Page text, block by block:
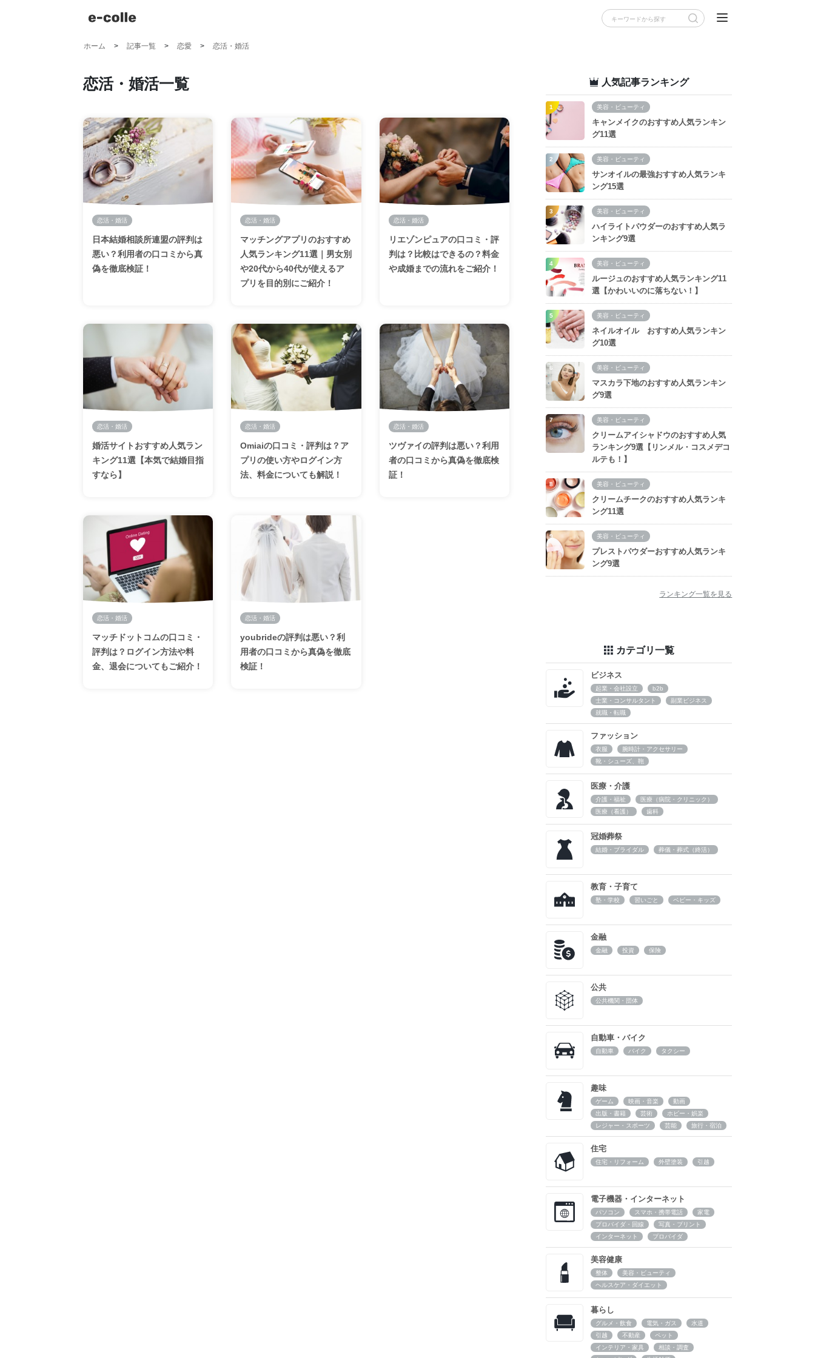
ホーム 記事一覧 恋愛 恋活・婚活
恋活・婚活一覧
恋活・婚活
日本結婚相談所連盟の評判は
悪い？利用者の口コミから真
偽を徹底検証！
恋活・婚活
マッチングアプリのおすすめ
人気ランキング11選｜男女別
や20代から40代が使えるア
プリを目的別にご紹介！
恋活・婚活
リエゾンピュアの口コミ・評
判は？比較はできるの？料金
や成婚までの流れをご紹介！
恋活・婚活
婚活サイトおすすめ人気ラン
キング11選【本気で結婚目指
すなら】
恋活・婚活
Omiaiの口コミ・評判は？ア
プリの使い方やログイン方
法、料金についても解説！
恋活・婚活
ツヴァイの評判は悪い？利用
者の口コミから真偽を徹底検
証！
恋活・婚活
マッチドットコムの口コミ・
評判は？ログイン方法や料
金、退会についてもご紹介！
恋活・婚活
youbrideの評判は悪い？利
用者の口コミから真偽を徹底
検証！
人気記事ランキング
美容・ビューティ
キャンメイクのおすすめ人気ランキン
グ11選
美容・ビューティ
サンオイルの最強おすすめ人気ランキ
ング15選
美容・ビューティ
ハイライトパウダーのおすすめ人気ラ
ンキング9選
美容・ビューティ
ルージュのおすすめ人気ランキング11
選【かわいいのに落ちない！】
美容・ビューティ
ネイルオイル おすすめ人気ランキン
グ10選
美容・ビューティ
マスカラ下地のおすすめ人気ランキン
グ9選
美容・ビューティ
クリームアイシャドウのおすすめ人気
ランキング9選【リンメル・コスメデコ
ルテも！】
美容・ビューティ
クリームチークのおすすめ人気ランキ
ング11選
美容・ビューティ
プレストパウダーおすすめ人気ランキ
ング9選
ランキング一覧を見る
カテゴリ一覧
ビジネス
起業・会社設立
b2b
士業・コンサルタント
副業ビジネス
就職・転職
ファッション
衣服
腕時計・アクセサリー
靴・シューズ、鞄
医療・介護
介護・福祉
医療（病院・クリニック）
医療（看護）
歯科
冠婚葬祭
結婚・ブライダル 葬儀・葬式（終活）
教育・子育て
塾・学校 習いごと ベビー・キッズ
金融
金融 投資 保険
公共
公共機関・団体
自動車・バイク
自動車 バイク タクシー
趣味
ゲーム 映画・音楽
動画
出版・書籍
芸術
ホビー・娯楽
レジャー・スポーツ
芸能 旅行・宿泊
住宅
住宅・リフォーム 外壁塗装 引越
電子機器・インターネット
パソコン スマホ・携帯電話
家電
プロバイダ・回線
写真・プリント
インターネット
プロバイダ
美容健康
整体
美容・ビューティ
ヘルスケア・ダイエット
暮らし
グルメ・飲食 電気・ガス
水道
引越
不動産
ペット
インテリア・家具
相談・調査